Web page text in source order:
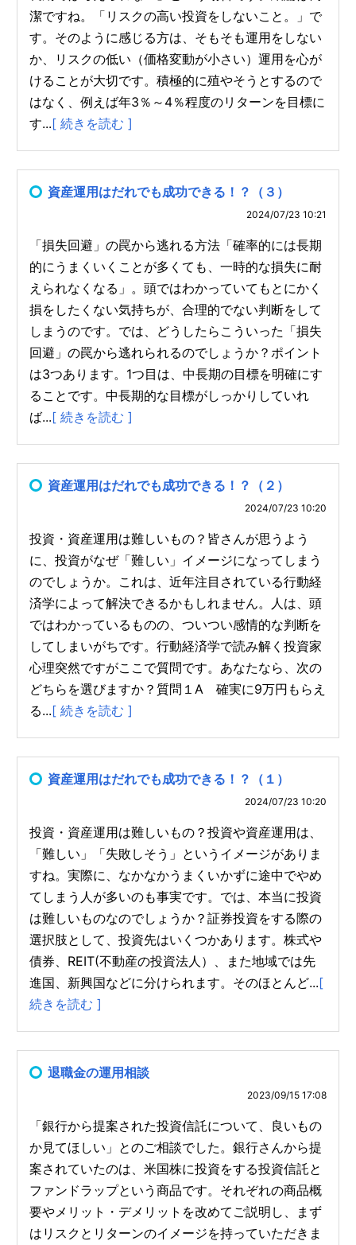
潔ですね。「リスクの高い投資をしないこと。」で
す。そのように感じる方は、そもそも運用をしない
か、リスクの低い（価格変動が小さい）運用を心が
けることが大切です。積極的に殖やそうとするので
はなく、例えば年3％～4％程度のリターンを目標に
す...[ 続きを読む ]
資産運用はだれでも成功できる！？（３）
2024/07/23 10:21
「損失回避」の罠から逃れる方法「確率的には長期
的にうまくいくことが多くても、一時的な損失に耐
えられなくなる」。頭ではわかっていてもとにかく
損をしたくない気持ちが、合理的でない判断をして
しまうのです。では、どうしたらこういった「損失
回避」の罠から逃れられるのでしょうか？ポイント
は3つあります。1つ目は、中長期の目標を明確にす
ることです。中長期的な目標がしっかりしていれ
ば...[ 続きを読む ]
資産運用はだれでも成功できる！？（２）
2024/07/23 10:20
投資・資産運用は難しいもの？皆さんが思うよう
に、投資がなぜ「難しい」イメージになってしまう
のでしょうか。これは、近年注目されている行動経
済学によって解決できるかもしれません。人は、頭
ではわかっているものの、ついつい感情的な判断を
してしまいがちです。行動経済学で読み解く投資家
心理突然ですがここで質問です。あなたなら、次の
どちらを選びますか？質問１A 確実に9万円もらえ
る...[ 続きを読む ]
資産運用はだれでも成功できる！？（１）
2024/07/23 10:20
投資・資産運用は難しいもの？投資や資産運用は、
「難しい」「失敗しそう」というイメージがありま
すね。実際に、なかなかうまくいかずに途中でやめ
てしまう人が多いのも事実です。では、本当に投資
は難しいものなのでしょうか？証券投資をする際の
選択肢として、投資先はいくつかあります。株式や
債券、REIT(不動産の投資法人）、また地域では先
進国、新興国などに分けられます。そのほとんど...[
続きを読む ]
退職金の運用相談
2023/09/15 17:08
「銀行から提案された投資信託について、良いもの
か見てほしい」とのご相談でした。銀行さんから提
案されていたのは、米国株に投資をする投資信託と
ファンドラップという商品です。それぞれの商品概
要やメリット・デメリットを改めてご説明し、まず
はリスクとリターンのイメージを持っていただきま